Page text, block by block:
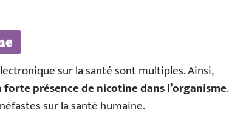
sur la santé sont multiples. Ainsi,
forte présence de nicotine dans l’organisme.
sur la santé humaine.